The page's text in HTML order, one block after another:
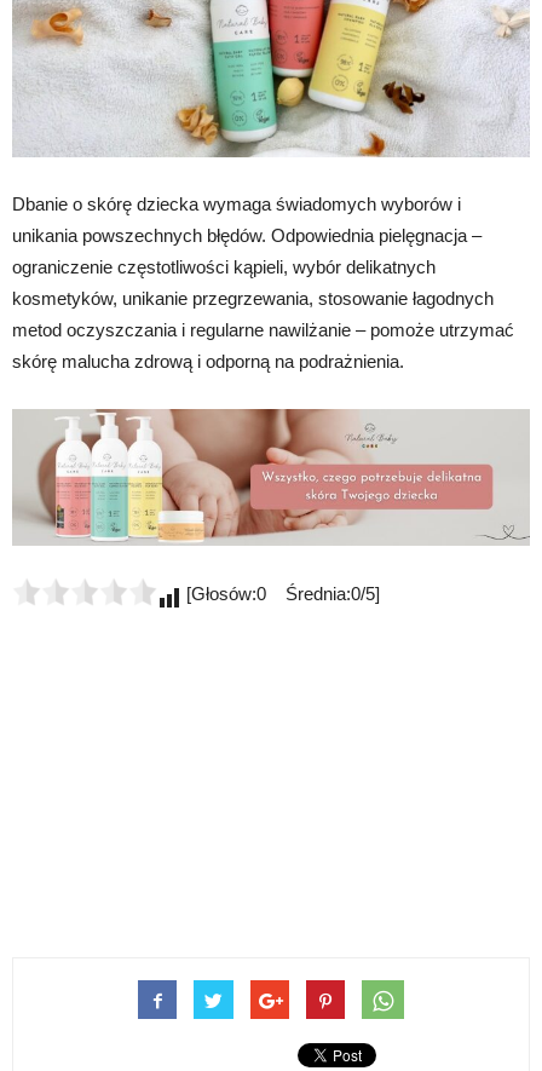
Dbanie o skórę dziecka wymaga świadomych wyborów i
unikania powszechnych błędów. Odpowiednia pielęgnacja –
ograniczenie częstotliwości kąpieli, wybór delikatnych
kosmetyków, unikanie przegrzewania, stosowanie łagodnych
metod oczyszczania i regularne nawilżanie – pomoże utrzymać
skórę malucha zdrową i odporną na podrażnienia.
[Głosów:0 Średnia:0/5]